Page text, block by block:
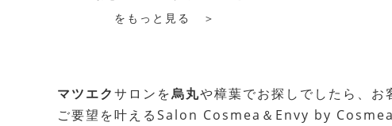
をもっと見る ＞
マツエクサロンを烏丸や樟葉でお探しでしたら、お
ご要望を叶えるSalon Cosmea＆Envy by Cosmea